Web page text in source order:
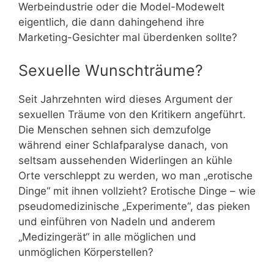
Werbeindustrie oder die Model-Modewelt
eigentlich, die dann dahingehend ihre
Marketing-Gesichter mal überdenken sollte?
Sexuelle Wunschträume?
Seit Jahrzehnten wird dieses Argument der
sexuellen Träume von den Kritikern angeführt.
Die Menschen sehnen sich demzufolge
während einer Schlafparalyse danach, von
seltsam aussehenden Widerlingen an kühle
Orte verschleppt zu werden, wo man „erotische
Dinge“ mit ihnen vollzieht? Erotische Dinge – wie
pseudomedizinische „Experimente“, das pieken
und einführen von Nadeln und anderem
„Medizingerät“ in alle möglichen und
unmöglichen Körperstellen?